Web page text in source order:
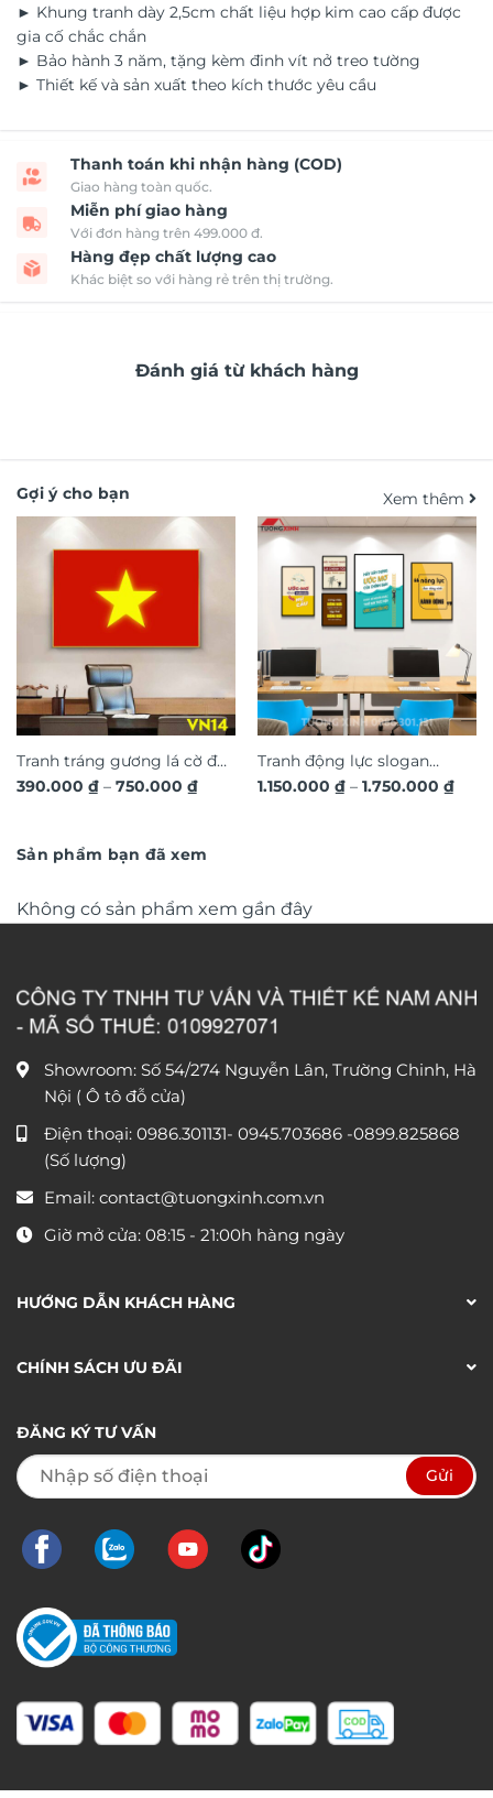
► Khung tranh dày 2,5cm chất liệu hợp kim cao cấp được
gia cố chắc chắn
► Bảo hành 3 năm, tặng kèm đinh vít nở treo tường
► Thiết kế và sản xuất theo kích thước yêu cầu
Thanh toán khi nhận hàng (COD)
Giao hàng toàn quốc.
Miễn phí giao hàng
Với đơn hàng trên 499.000 đ.
Hàng đẹp chất lượng cao
Khác biệt so với hàng rẻ trên thị trường.
Đánh giá từ khách hàng
Gợi ý cho bạn Xem thêm
Tranh tráng gương lá cờ đỏ
sao vàng Việt Nam VN14
390.000 ₫ – 750.000 ₫Khoảng
750.000 ₫
Tranh động lực slogan
truyền cảm hứng trang trí
1.150.000 ₫ – 1.750.000 ₫
Sản phẩm bạn đã xem
Không có sản phẩm xem gần đây
Showroom: Số 54/274 Nguyễn Lân, Trường Chinh, Hà
Nội ( Ô tô đỗ cửa)
Điện thoại: 0986.301131- 0945.703686 -0899.825868
(Số lượng)
Email: contact@tuongxinh.com.vn
Giờ mở cửa: 08:15 - 21:00h hàng ngày
HƯỚNG DẪN KHÁCH HÀNG
CHÍNH SÁCH ƯU ĐÃI
ĐĂNG KÝ TƯ VẤN